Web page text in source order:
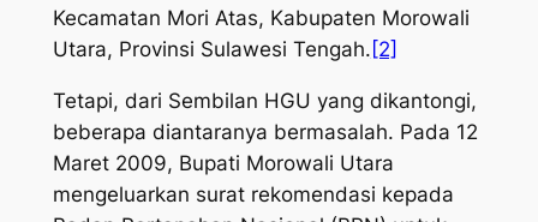
Kecamatan Mori Atas, Kabupaten Morowali
Utara, Provinsi Sulawesi Tengah. [2]
Tetapi, dari Sembilan HGU yang dikantongi,
beberapa diantaranya bermasalah. Pada 12
Maret 2009, Bupati Morowali Utara
mengeluarkan surat rekomendasi kepada